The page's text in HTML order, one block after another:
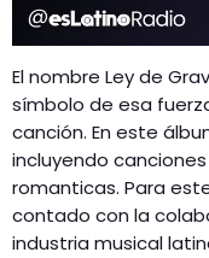
El nombre Ley de
símbolo de esa
canción. En este
incluyendo
romanticas. Para
contado con la
industria musical